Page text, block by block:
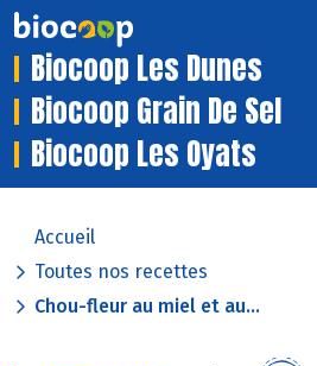
Biocoop Les Dunes
Biocoop Grain De Sel
Biocoop Les Oyats
Accueil
Toutes nos recettes
Chou-fleur au miel et au...